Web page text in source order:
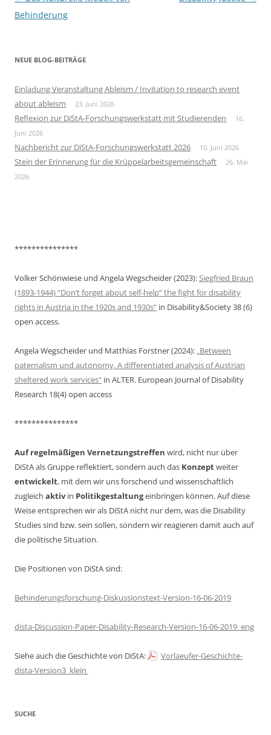
Behinderung
NEUE BLOG-BEITRÄGE
Einladung Veranstaltung Ableism / Invitation to research event
about ableism
23. Juni 2026
Reflexion zur DiStA-Forschungswerkstatt mit Studierenden
16.
Juni 2026
Nachbericht zur DiStA-Forschungswerkstatt 2026 10. Juni 2026
Stein der Erinnerung für die Krüppelarbeitsgemeinschaft
26. Mai
2026
***************
Volker Schönwiese und Angela Wegscheider (2023):Siegfried Braun
(1893-1944) “Don’t forget about self-help” the fight for disability
rights in Austria in the 1920s and 1930s“ in Disability&Society 38 (6)
open access.
Angela Wegscheider und Matthias Forstner (2024): „Between
paternalism und autonomy. A differentiated analysis of Austrian
sheltered work services“ in ALTER. European Journal of Disability
Research 18(4) open access
***************
Auf regelmäßigen Vernetzungstreffen wird, nicht nur über
DiStA als Gruppe reflektiert, sondern auch das Konzeptweiter
entwickelt, mit dem wir uns forschend und wissenschaftlich
zugleich aktivin Politikgestaltungeinbringen können. Auf diese
Weise entsprechen wir als DiStA nicht nur dem, was die Disability
Studies sind bzw. sein sollen, sondern wir reagieren damit auch auf
die politische Situation.
Die Positionen von DiStA sind:
Behinderungsforschung-Diskussionstext-Version-16-06-2019
dista-Discussion-Paper-Disability-Research-Version-16-06-2019_eng
Siehe auch die Geschichte von DiStA:
Vorlaeufer-Geschichte-
dista-Version3_klein
SUCHE